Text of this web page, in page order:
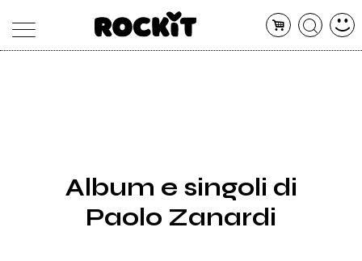
SHOP
RADIO
Album e singoli di
Paolo Zanardi